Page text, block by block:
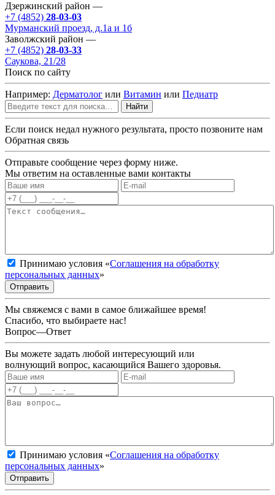
Дзержинский район —
+7 (4852) 28-03-03
Мурманский проезд, д.1а и 1б
Заволжский район —
+7 (4852) 28-03-33
Саукова, 21/28
Поиск по сайту
Например: Дерматолог или Витамин или Педиатр
Найти
Если поиск недал нужного результата, просто позвоните нам
Обратная связь
Отправьте сообщение через форму ниже.
Мы ответим на оставленные вами контакты
Принимаю условия «Соглашения на обработку
персональных данных»
Отправить
Мы свяжемся с вами в самое ближайшее время!
Спасибо, что выбираете нас!
Вопрос—Ответ
Вы можете задать любой интересующий или
волнующий вопрос, касающийся Вашего здоровья.
Принимаю условия «Соглашения на обработку
персональных данных»
Отправить